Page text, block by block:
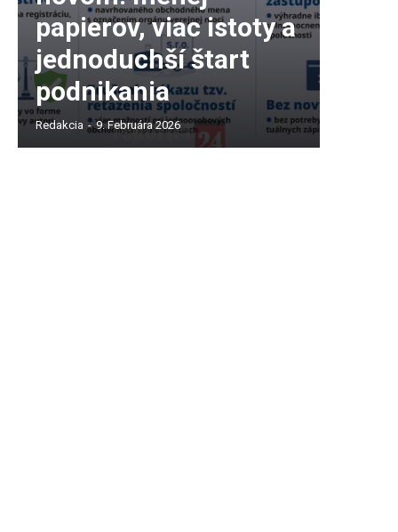
papierov, viac istoty a
jednoduchší štart
podnikania
Redakcia - 9. Februára 2026